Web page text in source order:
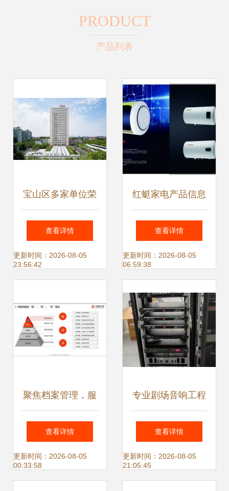
PRODUCT
产品列表
宝山区多家单位荣
登2022上海硬核科
技企业榜单，彰显
查看详情
更新时间：2026-08-05
23:56:42
红蜓家电产品信息
咨询公司 专注吸油
烟机与热水器领域
查看详情
更新时间：2026-08-05
06:59:38
聚焦档案管理，服
务数字未来 鸿翼档
案全产业链产品与
查看详情
更新时间：2026-08-05
00:33:58
专业剧场音响工程
售后解决方案——
山西中智音响服务
查看详情
更新时间：2026-08-05
21:05:45